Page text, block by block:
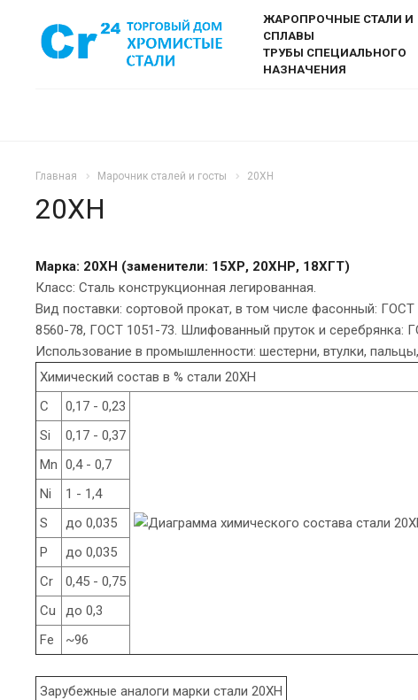
ЖАРОПРОЧНЫЕ СТАЛИ И
СПЛАВЫ
ТРУБЫ СПЕЦИАЛЬНОГО
НАЗНАЧЕНИЯ
Главная Марочник сталей и госты 20ХН
20ХН
Марка: 20ХН (заменители: 15ХР, 20ХНР, 18ХГТ)
Класс: Сталь конструкционная легированная.
Вид поставки: сортовой прокат, в том числе фасонный:
8560-78, ГОСТ 1051-73. Шлифованный пруток и серебрянка:
Использование в промышленности: шестерни, втулки,
Химический состав в % стали 20ХН
C
0,17 - 0,23
Si
0,17 - 0,37
Mn 0,4 - 0,7
Ni
1 - 1,4
S
до 0,035
P
до 0,035
Cr
0,45 - 0,75
Cu
до 0,3
Fe
~96
Зарубежные аналоги марки стали 20ХН